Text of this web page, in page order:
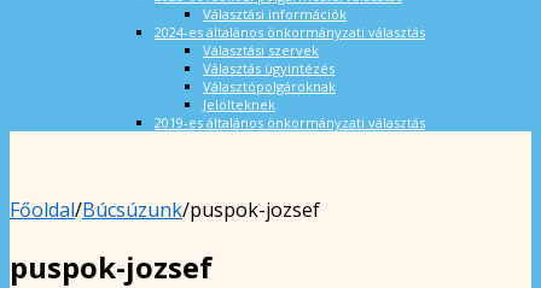
Választási információk
2024-es általános önkormányzati választás
Választási szervek
Választás ügyintézés
Választópolgároknak
Jelölteknek
2019-es általános önkormányzati választás
Főoldal/Búcsúzunk/puspok-jozsef
puspok-jozsef